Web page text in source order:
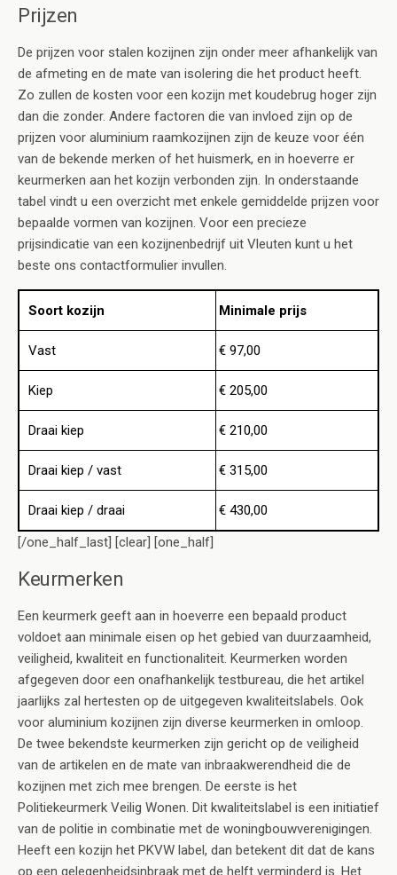
Prijzen
De prijzen voor stalen kozijnen zijn onder meer afhankelijk van
de afmeting en de mate van isolering die het product heeft.
Zo zullen de kosten voor een kozijn met koudebrug hoger zijn
dan die zonder. Andere factoren die van invloed zijn op de
prijzen voor aluminium raamkozijnen zijn de keuze voor één
van de bekende merken of het huismerk, en in hoeverre er
keurmerken aan het kozijn verbonden zijn. In onderstaande
tabel vindt u een overzicht met enkele gemiddelde prijzen voor
bepaalde vormen van kozijnen. Voor een precieze
prijsindicatie van een kozijnenbedrijf uit Vleuten kunt u het
beste ons contactformulier invullen.
Soort kozijn Minimale prijs
Vast € 97,00
Kiep € 205,00
Draai kiep € 210,00
Draai kiep / vast € 315,00
Draai kiep / draai
€ 430,00
[/one_half_last] [clear] [one_half]
Keurmerken
Een keurmerk geeft aan in hoeverre een bepaald product
voldoet aan minimale eisen op het gebied van duurzaamheid,
veiligheid, kwaliteit en functionaliteit. Keurmerken worden
afgegeven door een onafhankelijk testbureau, die het artikel
jaarlijks zal hertesten op de uitgegeven kwaliteitslabels. Ook
voor aluminium kozijnen zijn diverse keurmerken in omloop.
De twee bekendste keurmerken zijn gericht op de veiligheid
van de artikelen en de mate van inbraakwerendheid die de
kozijnen met zich mee brengen. De eerste is het
Politiekeurmerk Veilig Wonen. Dit kwaliteitslabel is een initiatief
van de politie in combinatie met de woningbouwverenigingen.
Heeft een kozijn het PKVW label, dan betekent dit dat de kans
op een gelegenheidsinbraak met de helft verminderd is. Het